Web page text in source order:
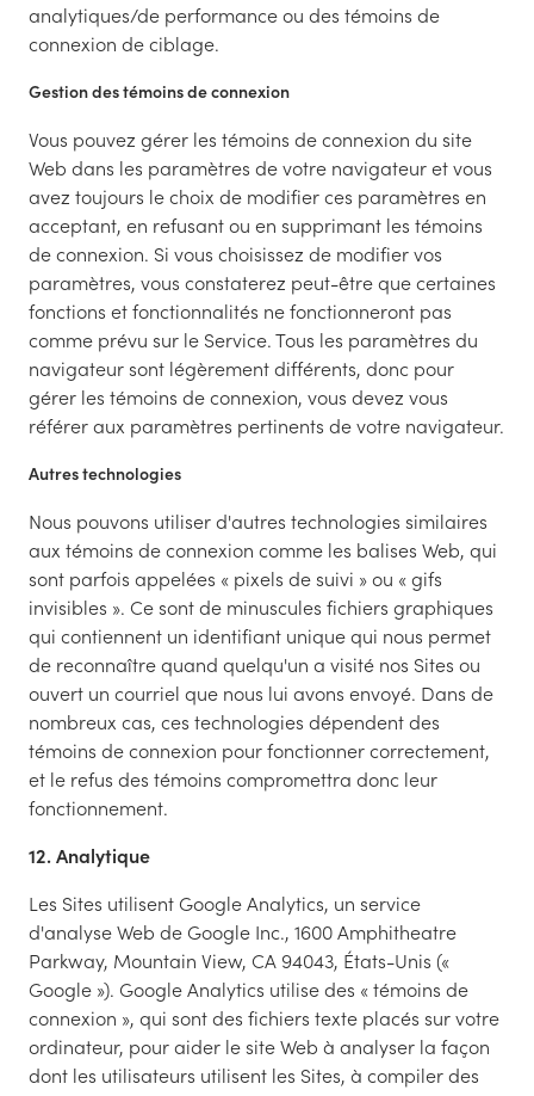
analytiques/de performance ou des témoins de
connexion de ciblage.
Gestion des témoins de connexion
Vous pouvez gérer les témoins de connexion du site
Web dans les paramètres de votre navigateur et vous
avez toujours le choix de modifier ces paramètres en
acceptant, en refusant ou en supprimant les témoins
de connexion. Si vous choisissez de modifier vos
paramètres, vous constaterez peut-être que certaines
fonctions et fonctionnalités ne fonctionneront pas
comme prévu sur le Service. Tous les paramètres du
navigateur sont légèrement différents, donc pour
gérer les témoins de connexion, vous devez vous
référer aux paramètres pertinents de votre navigateur.
Autres technologies
Nous pouvons utiliser d'autres technologies similaires
aux témoins de connexion comme les balises Web, qui
sont parfois appelées « pixels de suivi » ou « gifs
invisibles ». Ce sont de minuscules fichiers graphiques
qui contiennent un identifiant unique qui nous permet
de reconnaître quand quelqu'un a visité nos Sites ou
ouvert un courriel que nous lui avons envoyé. Dans de
nombreux cas, ces technologies dépendent des
témoins de connexion pour fonctionner correctement,
et le refus des témoins compromettra donc leur
fonctionnement.
12. Analytique
Les Sites utilisent Google Analytics, un service
d'analyse Web de Google Inc., 1600 Amphitheatre
Parkway, Mountain View, CA 94043, États-Unis («
Google »). Google Analytics utilise des « témoins de
connexion », qui sont des fichiers texte placés sur votre
ordinateur, pour aider le site Web à analyser la façon
dont les utilisateurs utilisent les Sites, à compiler des